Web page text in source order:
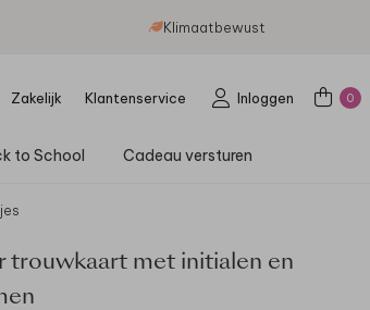
Klimaatbewust
Zakelijk Klantenservice Inloggen 0
to School Cadeau versturen
trouwkaart met initialen en